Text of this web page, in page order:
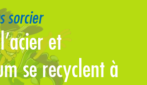
sorcier
et
se recyclent à